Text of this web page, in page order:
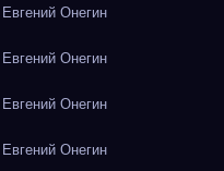
Онегин
Онегин
Онегин
Онегин